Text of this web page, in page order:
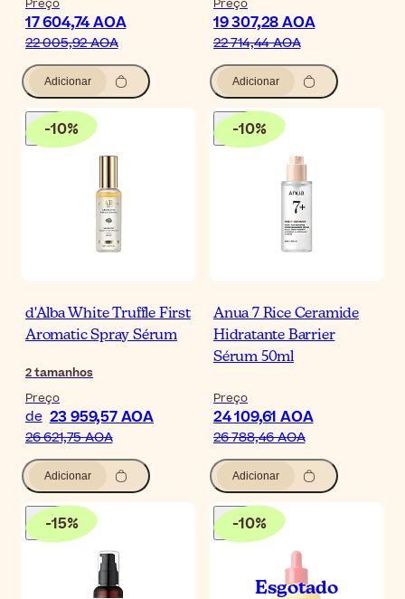
Preço
17 604,74 AOA
22 005,92 AOA
Adicionar
Preço
19 307,28 AOA
22 714,44 AOA
Adicionar
-10%
d'Alba White Truffle First
Aromatic Spray Sérum
2tamanhos
Preço
de 23 959,57 AOA
26 621,75 AOA
Adicionar
-10%
Anua 7 Rice Ceramide
Hidratante Barrier
Sérum 50ml
Preço
24 109,61 AOA
26 788,46 AOA
Adicionar
-15% -10%